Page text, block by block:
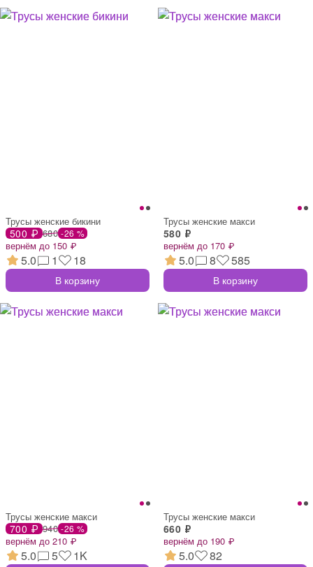
Трусы женские бикини
500 ₽ 680 -26 %
вернём до 150 ₽
5.0 1 18
В корзину
Трусы женские макси
580 ₽
вернём до 170 ₽
5.0 8 585
В корзину
Трусы женские макси
700 ₽ 940 -26 %
вернём до 210 ₽
5.0 5 1K
Трусы женские макси
660 ₽
вернём до 190 ₽
5.0 82